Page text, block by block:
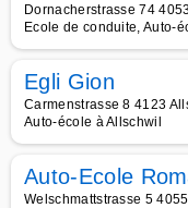
Dornacherstrasse 74
Ecole de conduite, Auto-
Egli Gion
Carmenstrasse 8 4123
Auto-école à Allschwil
Auto-Ecole
Welschmattstrasse 5